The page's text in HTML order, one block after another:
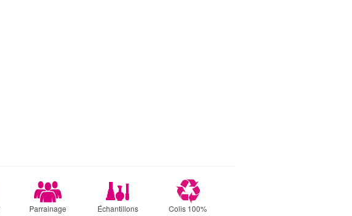
Parrainage
Échantillons
Colis 100%